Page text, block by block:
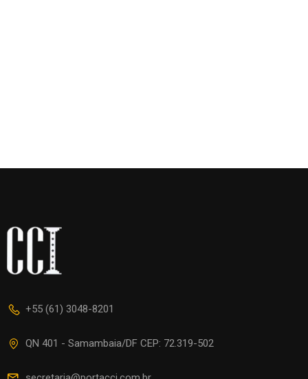
+55 (61) 3048-8201
QN 401 - Samambaia/DF CEP: 72.319-502